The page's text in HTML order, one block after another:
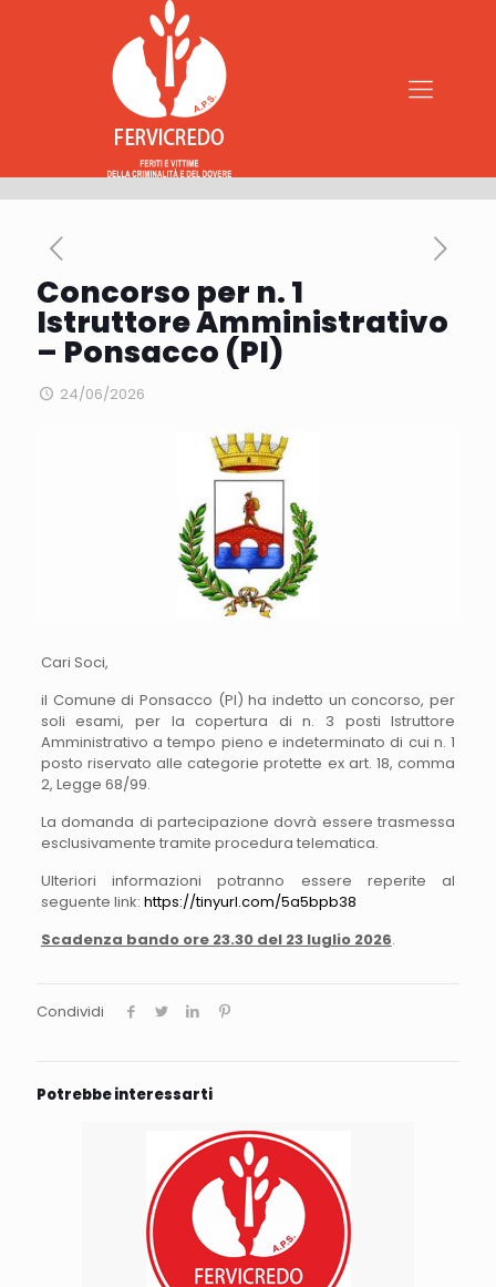
Concorso per n. 1
Istruttore Amministrativo
– Ponsacco (PI)
24/06/2026
Cari Soci,
il Comune di Ponsacco (PI) ha indetto un concorso, per
soli esami, per la copertura di n. 3 posti Istruttore
Amministrativo a tempo pieno e indeterminato di cui n. 1
posto riservato alle categorie protette ex art. 18, comma
2, Legge 68/99.
La domanda di partecipazione dovrà essere trasmessa
esclusivamente tramite procedura telematica.
Ulteriori informazioni potranno essere reperite al
seguente link: https://tinyurl.com/5a5bpb38
Scadenza bando ore 23.30 del 23 luglio 2026.
Condividi
Potrebbe interessarti